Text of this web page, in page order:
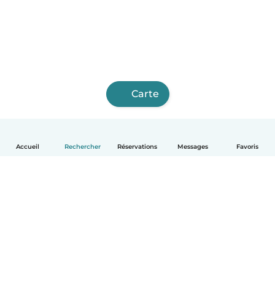
Accueil Rechercher Réservations Messages Favoris
Carte